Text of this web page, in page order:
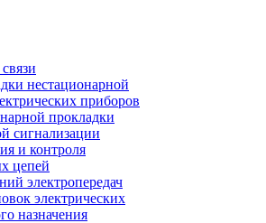
нестационарной
приборов
прокладки
сигнализации
и контроля
цепей
электропередач
электрических
назначения